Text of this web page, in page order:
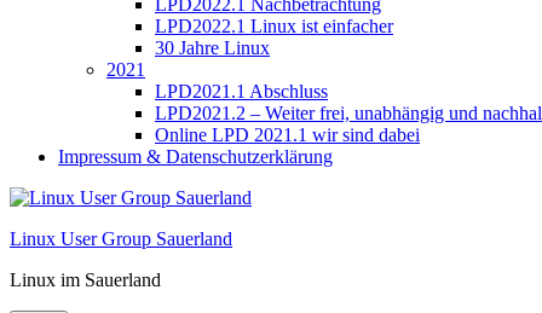
LPD2022.1 Nachbetrachtung
LPD2022.1 Linux ist einfacher
30 Jahre Linux
2021
LPD2021.1 Abschluss
LPD2021.2 – Weiter frei, unabhängig und
Online LPD 2021.1 wir sind dabei
Impressum & Datenschutzerklärung
Linux User Group Sauerland
Linux im Sauerland